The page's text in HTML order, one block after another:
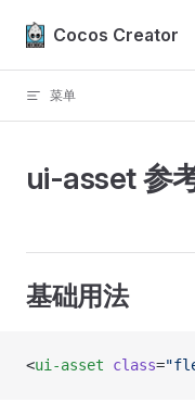
Skip to content
Cocos Creator
菜单
ui-asset 参
基础用法
<ui-asset class=